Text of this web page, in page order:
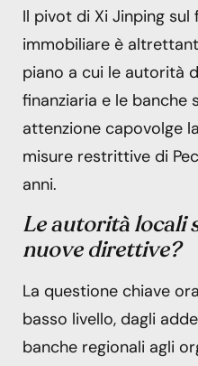
Il pivot di Xi Jinping sul
immobiliare è
piano a cui le autorità
finanziaria e le
attenzione capovolge
misure restrittive di
anni.
Le autorità locali
nuove direttive?
La questione chiave
basso livello, dagli
banche regionali agli